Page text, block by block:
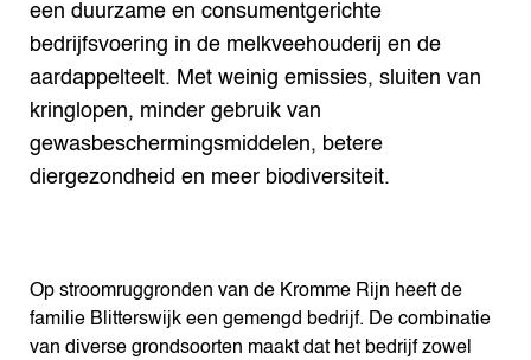
een duurzame en consumentgerichte
bedrijfsvoering in de melkveehouderij en de
aardappelteelt. Met weinig emissies, sluiten van
kringlopen, minder gebruik van
gewasbeschermingsmiddelen, betere
diergezondheid en meer biodiversiteit.
Op stroomruggronden van de Kromme Rijn heeft de
familie Blitterswijk een gemengd bedrijf. De combinatie
van diverse grondsoorten maakt dat het bedrijf zowel